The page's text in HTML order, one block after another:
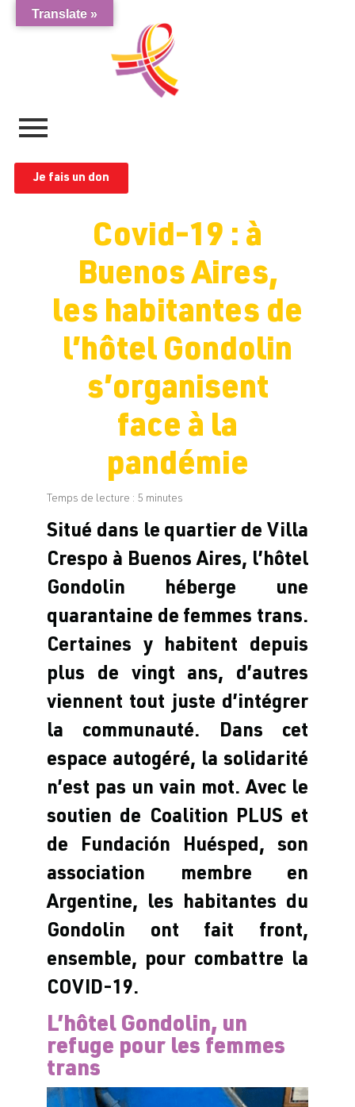
Je fais un don
Covid-19 : à
Buenos Aires,
les habitantes de
l’hôtel Gondolin
s’organisent
face à la
pandémie
Temps de lecture : 5 minutes
Situé dans le quartier de Villa
Crespo à Buenos Aires, l’hôtel
Gondolin héberge une
quarantaine de femmes trans.
Certaines y habitent depuis
plus de vingt ans, d’autres
viennent tout juste d’intégrer
la communauté. Dans cet
espace autogéré, la solidarité
n’est pas un vain mot. Avec le
soutien de Coalition PLUS et
de Fundación Huésped, son
association membre en
Argentine, les habitantes du
Gondolin ont fait front,
ensemble, pour combattre la
COVID-19.
L’hôtel Gondolin, un
refuge pour les femmes
trans
Translate »